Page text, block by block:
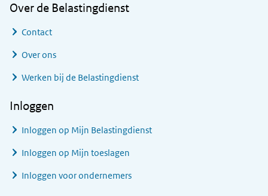
Over de Belastingdienst
Contact
Over ons
Werken bij de Belastingdienst
Inloggen
Inloggen op Mijn Belastingdienst
Inloggen op Mijn toeslagen
Inloggen voor ondernemers